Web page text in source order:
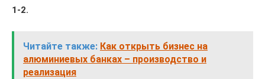
1-2.
Читайте также: Как открыть бизнес на
алюминиевых банках – производство и
реализация